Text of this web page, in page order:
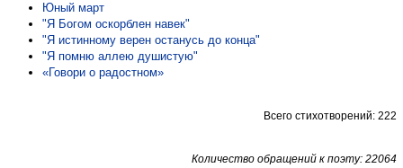
Юный март
"Я Богом оскорблен навек"
"Я истинному верен останусь до конца"
"Я помню аллею душистую"
«Говори о радостном»
Всего стихотворений: 222
Количество обращений к поэту: 22064